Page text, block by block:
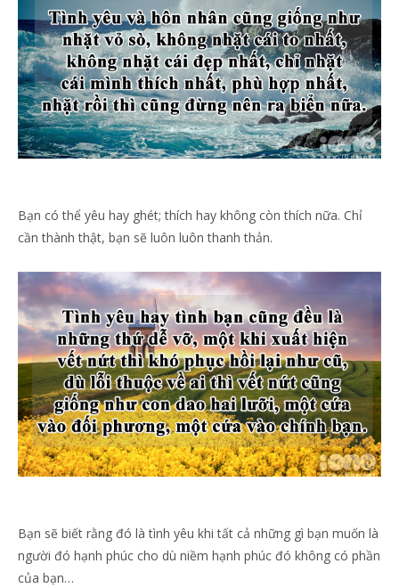
Bạn có thể yêu hay ghét; thích hay không còn thích nữa. Chỉ
cần thành thật, bạn sẽ luôn luôn thanh thản.
Bạn sẽ biết rằng đó là tình yêu khi tất cả những gì bạn muốn là
người đó hạnh phúc cho dù niềm hạnh phúc đó không có phần
của bạn…